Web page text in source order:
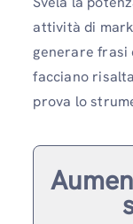
attività di
generare frasi
facciano
prova lo